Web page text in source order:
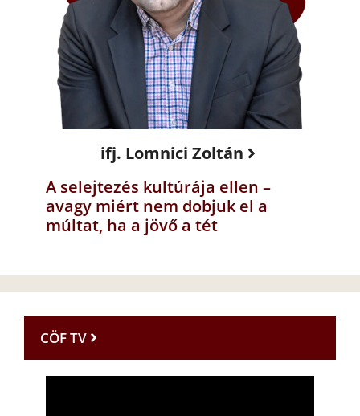
ifj. Lomnici Zoltán
A selejtezés kultúrája ellen –
avagy miért nem dobjuk el a
múltat, ha a jövő a tét
CÖF TV